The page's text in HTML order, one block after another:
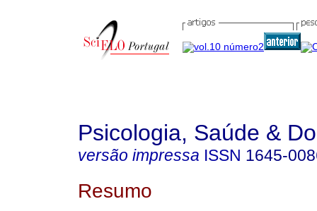
Psicologia, Saúde &
versão impressa ISSN 1645-
Resumo